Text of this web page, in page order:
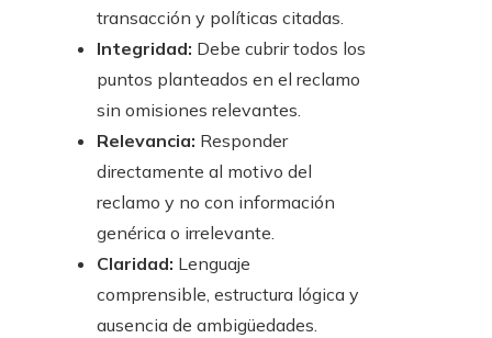
transacción y políticas citadas.
Integridad: Debe cubrir todos los
puntos planteados en el reclamo
sin omisiones relevantes.
Relevancia: Responder
directamente al motivo del
reclamo y no con información
genérica o irrelevante.
Claridad: Lenguaje
comprensible, estructura lógica y
ausencia de ambigüedades.